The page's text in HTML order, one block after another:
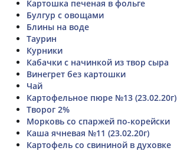
Картошка печеная в фольге
Булгур с овощами
Блины на воде
Таурин
Курники
Кабачки с начинкой из твор сыра
Винегрет без картошки
Чай
Картофельное пюре №13 (23.02.20г)
Творог 2%
Морковь со спаржей по-корейски
Каша ячневая №11 (23.02.20г)
Картофель со свининой в духовке